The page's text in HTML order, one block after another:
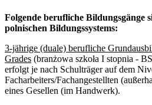
Folgende berufliche Bildungsgänge
polnischen Bildungssystems:
3-jährige (duale) berufliche
Grades (branżowa szkoła I stopnia -
erfolgt je nach Schulträger auf dem
Facharbeiters/Fachangestellten
eines Gesellen (im Handwerk).